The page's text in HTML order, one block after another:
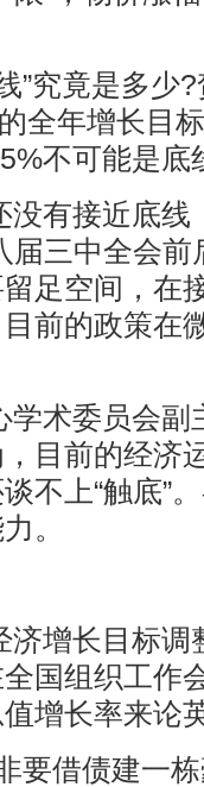
”究竟是多少
全年增长目
不可能是底
没有接近底线
届三中全会
足空间，在
前的政策在
学术委员会副
目前的经济
不上“触底”
。
济增长目标调
国组织工作
增长率来论
要借债建一